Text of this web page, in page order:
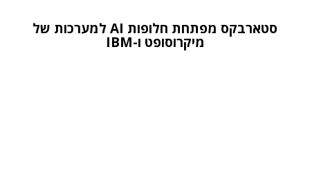
סטארבקס מפתחת חלופות AI למערכות של
מיקרוסופט ו-IBM